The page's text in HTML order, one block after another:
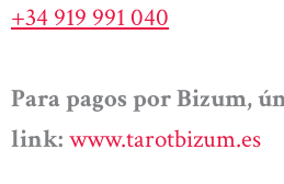
+34 919 991 040
Para pagos por Bizum,
link: www.tarotbizum.es